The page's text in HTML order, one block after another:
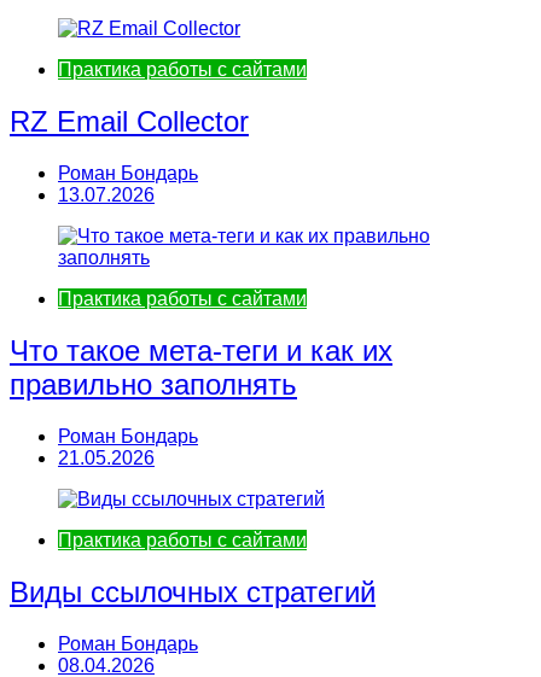
Практика работы с сайтами
RZ Email Collector
Роман Бондарь
13.07.2026
Практика работы с сайтами
Что такое мета-теги и как их
правильно заполнять
Роман Бондарь
21.05.2026
Практика работы с сайтами
Виды ссылочных стратегий
Роман Бондарь
08.04.2026